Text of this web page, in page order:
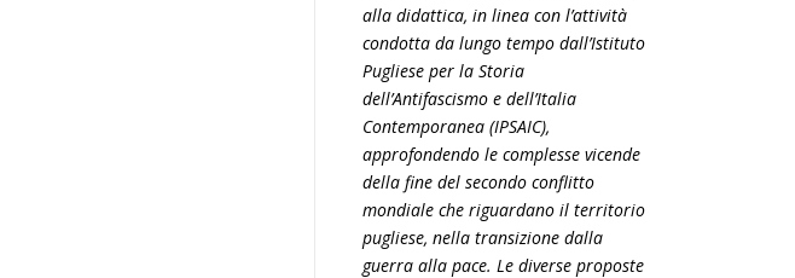
alla didattica, in linea con l’attività
condotta da lungo tempo dall’Istituto
Pugliese per la Storia
dell’Antifascismo e dell’Italia
Contemporanea (IPSAIC),
approfondendo le complesse vicende
della fine del secondo conflitto
mondiale che riguardano il territorio
pugliese, nella transizione dalla
guerra alla pace. Le diverse proposte